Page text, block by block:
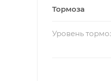
Тормоза
Уровень